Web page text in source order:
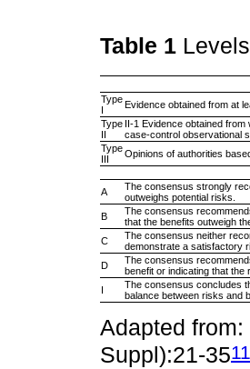
Table 1
Type
I
Evidence obtained from at
Type
II
II-1 Evidence obtained
case-control observational
Type
III
Opinions of authorities
A
The consensus strongly
outweighs potential risks.
B
The consensus
that the benefits outweigh
C
The consensus neither
demonstrate a satisfactory
D
The consensus
benefit or indicating that
I
The consensus concludes
balance between risks and
Adapted
Suppl):21-3511